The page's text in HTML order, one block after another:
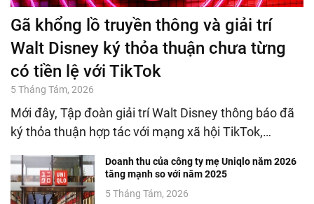
Gã khổng lồ truyền thông và giải trí
Walt Disney ký thỏa thuận chưa từng
có tiền lệ với TikTok
5 Tháng Tám, 2026
Mới đây, Tập đoàn giải trí Walt Disney thông báo đã
ký thỏa thuận hợp tác với mạng xã hội TikTok,…
Doanh thu của công ty mẹ Uniqlo năm 2026
tăng mạnh so với năm 2025
5 Tháng Tám, 2026